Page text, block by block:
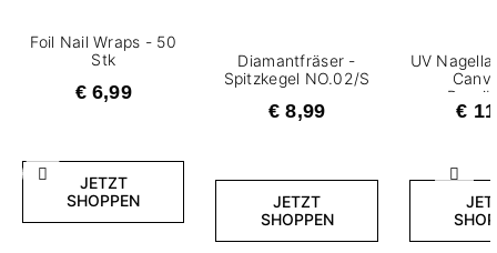
Zurück
Foil Nail Wraps - 50
Stk
€ 6,99
JETZT
SHOPPEN
Diamantfräser -
Spitzkegel NO.02/S
€ 8,99
JETZT
SHOPPEN
UV
€